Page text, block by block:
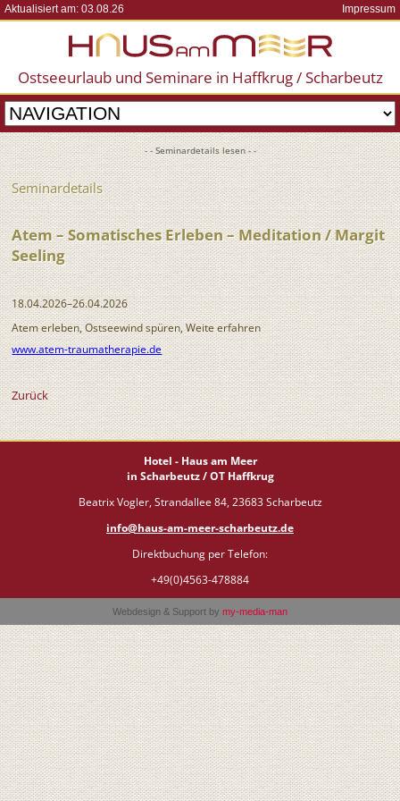
Aktualisiert am: 03.08.26 Impressum
Ostseeurlaub und Seminare in Haffkrug / Scharbeutz
- - Seminardetails lesen - -
Seminardetails
Atem – Somatisches Erleben – Meditation / Margit
Seeling
18.04.2026–26.04.2026
Atem erleben, Ostseewind spüren, Weite erfahren
www.atem-traumatherapie.de
Zurück
Hotel - Haus am Meer
in Scharbeutz / OT Haffkrug
Beatrix Vogler, Strandallee 84, 23683 Scharbeutz
info@haus-am-meer-scharbeutz.de
Direktbuchung per Telefon:
+49(0)4563-478884
Webdesign & Support by my-media-man